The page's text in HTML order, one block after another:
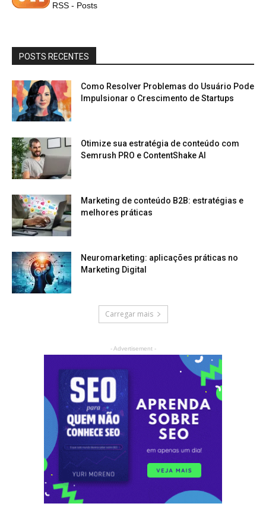
RSS - Posts
POSTS RECENTES
Como Resolver Problemas do Usuário Pode
Impulsionar o Crescimento de Startups
Otimize sua estratégia de conteúdo com
Semrush PRO e ContentShake AI
Marketing de conteúdo B2B: estratégias e
melhores práticas
Neuromarketing: aplicações práticas no
Marketing Digital
Carregar mais
- Advertisement -